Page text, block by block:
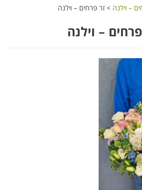
– וילנה > זר פרחים – וילנה
– וילנה